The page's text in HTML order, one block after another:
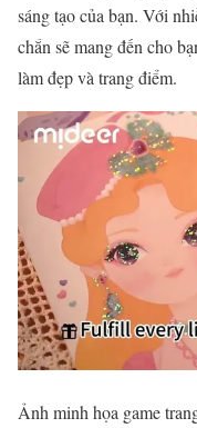
sáng tạo của bạn. Với
chắn sẽ mang đến cho
làm đẹp và trang điểm.
Ảnh minh họa game